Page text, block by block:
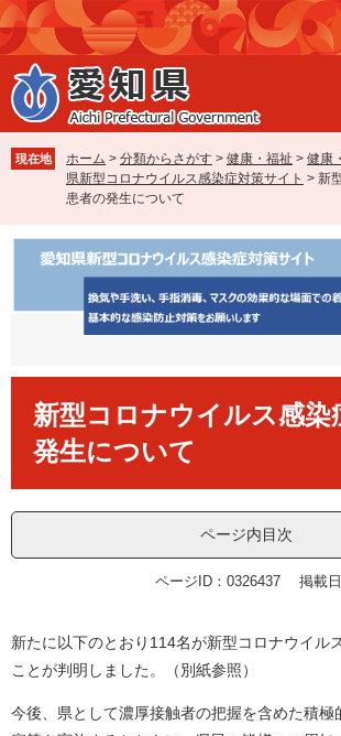
ペ
ー
ジ
の
先
で
す
メ
ニ
ュ
ー
を
ば
し
文
現在地 ホーム > 分類からさがす > 健康・福祉 > 健康
県新型コロナウイルス感染症対策サイト > 新
患者の発生について
新型コロナウイルス感染
発生について
ページ内目次
ページID：0326437 掲載
新たに以下のとおり114名が新型コロナウイル
ことが判明しました。（別紙参照）
今後、県として濃厚接触者の把握を含めた積極